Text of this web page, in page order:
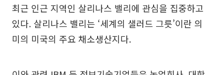
최근 인근 지역인 살리나스 밸리에 관심을 집중하고
있다. 살리나스 밸리는 ‘세계의 샐러드 그릇’이란 의
미의 미국의 주요 채소생산지다.